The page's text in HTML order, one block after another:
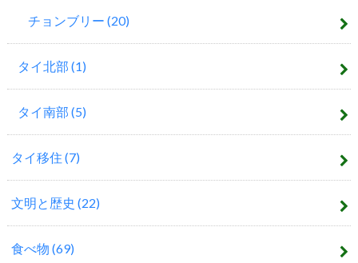
チョンブリー (20)
タイ北部 (1)
タイ南部 (5)
タイ移住 (7)
文明と歴史 (22)
食べ物 (69)